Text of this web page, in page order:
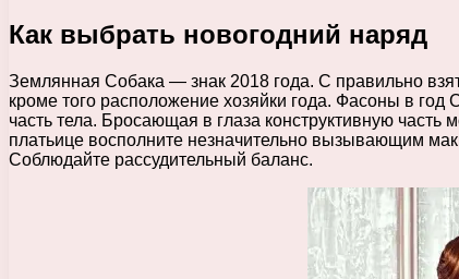
Как выбрать новогодний наряд
Землянная Собака — знак 2018 года. С правильно
кроме того расположение хозяйки года. Фасоны в
часть тела. Бросающая в глаза конструктивную
платьице восполните незначительно вызывающим
Соблюдайте рассудительный баланс.